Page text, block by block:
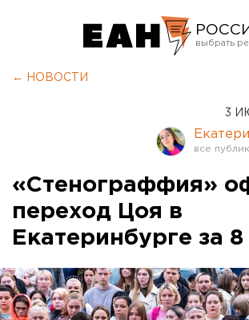
← НОВОСТИ
3
«Стенограффия»
переход Цоя в
Екатеринбурге за